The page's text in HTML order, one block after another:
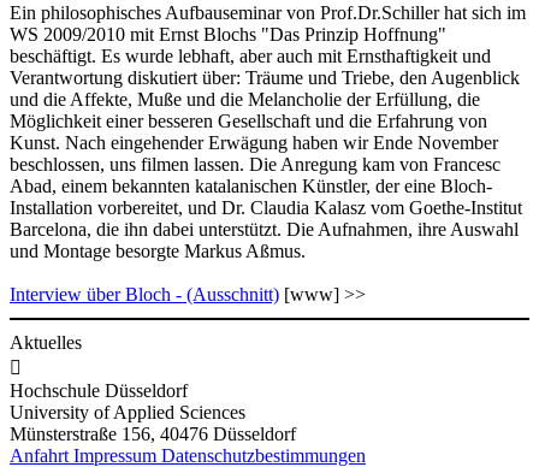
Ein philosophisches Aufbauseminar von Prof.Dr.Schiller hat sich im
WS 2009/2010 mit Ernst Blochs "Das Prinzip Hoffnung"
beschäftigt. Es wurde lebhaft, aber auch mit Ernsthaftigkeit und
Verantwortung diskutiert über: Träume und Triebe, den Augenblick
und die Affekte, Muße und die Melancholie der Erfüllung, die
Möglichkeit einer besseren Gesellschaft und die Erfahrung von
Kunst. Nach eingehender Erwägung haben wir Ende November
beschlossen, uns filmen lassen. Die Anregung kam von Francesc
Abad, einem bekannten katalanischen Künstler, der eine Bloch-
Installation vorbereitet, und Dr. Claudia Kalasz vom Goethe-Institut
Barcelona, die ihn dabei unterstützt. Die Aufnahmen, ihre Auswahl
und Montage besorgte Markus Aßmus.
Interview über ​Bloch - (Ausschnitt) [www] >>​​​
Aktuelles

Hochschule Düsseldorf
University of Applied Sciences
Münsterstraße 156, 40476 Düsseldorf
Anfahrt Impressum Datenschutzbestimmungen